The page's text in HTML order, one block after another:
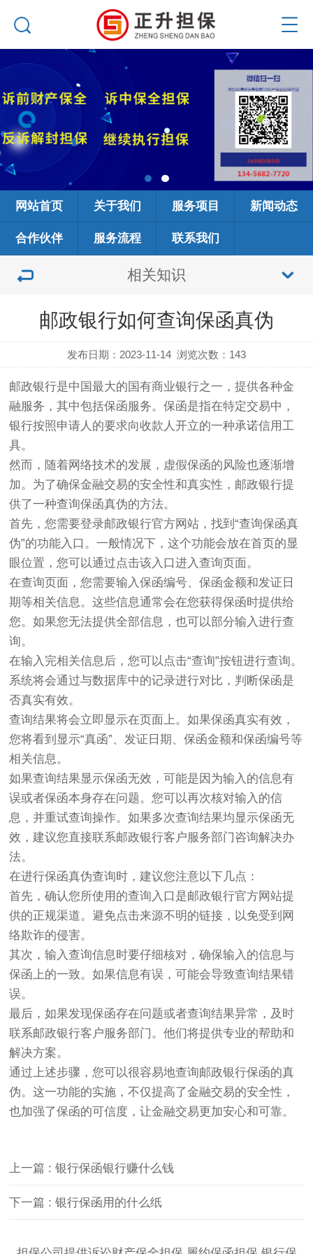
网站首页 关于我们 服务项目 新闻动态
合作伙伴 服务流程 联系我们
相关知识
邮政银行如何查询保函真伪
发布日期：2023-11-14 浏览次数： 143
邮政银行是中国最大的国有商业银行之一，提供各种金
融服务，其中包括保函服务。保函是指在特定交易中，
银行按照申请人的要求向收款人开立的一种承诺信用工
具。
然而，随着网络技术的发展，虚假保函的风险也逐渐增
加。为了确保金融交易的安全性和真实性，邮政银行提
供了一种查询保函真伪的方法。
首先，您需要登录邮政银行官方网站，找到“查询保函真
伪”的功能入口。一般情况下，这个功能会放在首页的显
眼位置，您可以通过点击该入口进入查询页面。
在查询页面，您需要输入保函编号、保函金额和发证日
期等相关信息。这些信息通常会在您获得保函时提供给
您。如果您无法提供全部信息，也可以部分输入进行查
询。
在输入完相关信息后，您可以点击“查询”按钮进行查询。
系统将会通过与数据库中的记录进行对比，判断保函是
否真实有效。
查询结果将会立即显示在页面上。如果保函真实有效，
您将看到显示“真函”、发证日期、保函金额和保函编号等
相关信息。
如果查询结果显示保函无效，可能是因为输入的信息有
误或者保函本身存在问题。您可以再次核对输入的信
息，并重试查询操作。如果多次查询结果均显示保函无
效，建议您直接联系邮政银行客户服务部门咨询解决办
法。
在进行保函真伪查询时，建议您注意以下几点：
首先，确认您所使用的查询入口是邮政银行官方网站提
供的正规渠道。避免点击来源不明的链接，以免受到网
络欺诈的侵害。
其次，输入查询信息时要仔细核对，确保输入的信息与
保函上的一致。如果信息有误，可能会导致查询结果错
误。
最后，如果发现保函存在问题或者查询结果异常，及时
联系邮政银行客户服务部门。他们将提供专业的帮助和
解决方案。
通过上述步骤，您可以很容易地查询邮政银行保函的真
伪。这一功能的实施，不仅提高了金融交易的安全性，
也加强了保函的可信度，让金融交易更加安心和可靠。
上一篇 : 银行保函银行赚什么钱
下一篇 : 银行保函用的什么纸